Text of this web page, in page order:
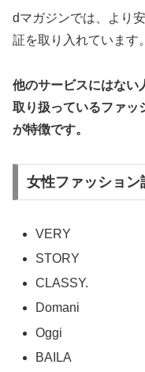
dマガジンでは、より
証を取り入れています。
他のサービスにはない
取り扱っているファッ
が特徴です。
女性ファッション
VERY
STORY
CLASSY.
Domani
Oggi
BAILA